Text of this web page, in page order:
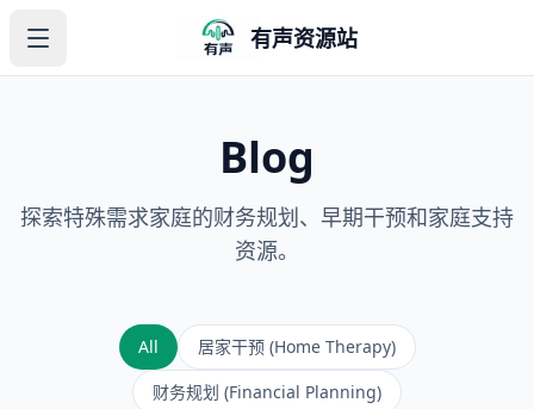
有声资源站
Blog
探索特殊需求家庭的财务规划、早期干预和家庭支持
资源。
All
居家干预 (Home Therapy)
财务规划 (Financial Planning)